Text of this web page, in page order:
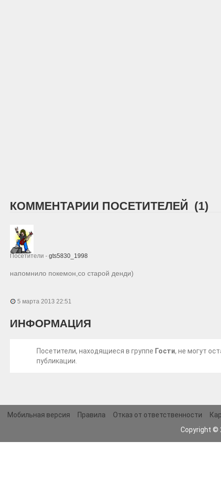
КОММЕНТАРИИ ПОСЕТИТЕЛЕЙ (1)
Посетители - gts5830_1998
напомнило покемон,со старой денди)
5 марта 2013 22:51
ИНФОРМАЦИЯ
Посетители, находящиеся в группе Гости, не могут
публикации.
Мобильная версия Правила Отказ от ответственности
Copyright ©